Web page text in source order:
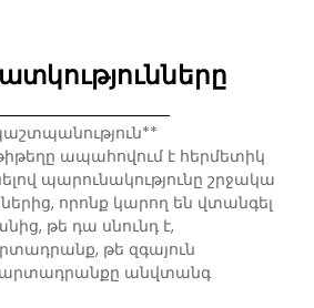
ապահովում է հերմետիկ
պարունակությունը շրջակա
որոնք կարող են վտանգել
թե դա սնունդ է,
թե զգայուն
արտադրանքը անվտանգ